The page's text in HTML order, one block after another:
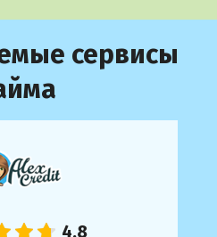
сервисы